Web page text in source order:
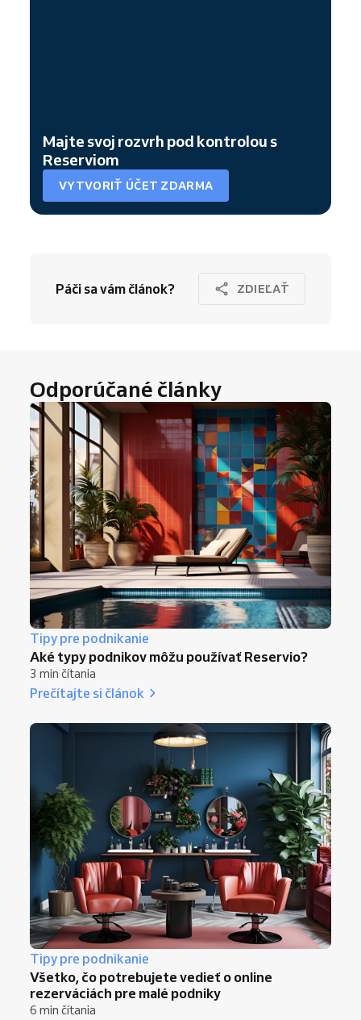
Majte svoj rozvrh pod kontrolou s
Reserviom
VYTVORIŤ ÚČET ZDARMA
Páči sa vám článok? ZDIEĽAŤ
Odporúčané články
Tipy pre podnikanie
Aké typy podnikov môžu používať Reservio?
3 min čítania
Prečítajte si článok
Tipy pre podnikanie
Všetko, čo potrebujete vedieť o online
rezerváciách pre malé podniky
6 min čítania